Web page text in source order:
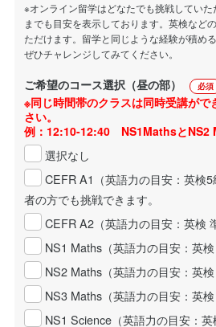
※オンライン留学はどなたでも挑戦していた
までも目安を表示しております。英検など
ただけます。留学と同じような経験が積め
ぜひチャレンジしてみてください。
ご希望のコース選択（昼の部） 必須
※同じ時間帯のクラスは同時受講が
さい。
例：12:10-12:40 NS1MathsとNS2
選択なし
CEFR A1（英語力の目安：英検
者の方でも挑戦できます。
CEFR A2（英語力の目安：英検
NS1 Maths（英語力の目安：英検
NS2 Maths（英語力の目安：英検
NS3 Maths（英語力の目安：英検
NS1 Science（英語力の目安：英